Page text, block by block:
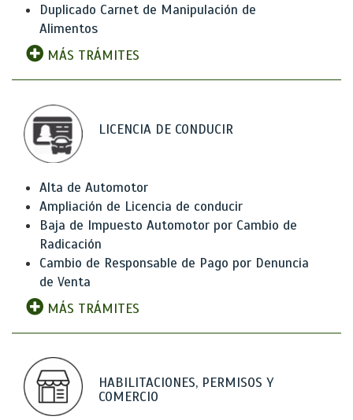
Duplicado Carnet de Manipulación de
Alimentos
MÁS TRÁMITES
LICENCIA DE CONDUCIR
Alta de Automotor
Ampliación de Licencia de conducir
Baja de Impuesto Automotor por Cambio de
Radicación
Cambio de Responsable de Pago por Denuncia
de Venta
MÁS TRÁMITES
HABILITACIONES, PERMISOS Y
COMERCIO